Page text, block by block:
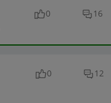
0 16
0 12